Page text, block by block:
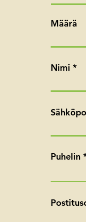
Määrä
Nimi
Puhelin